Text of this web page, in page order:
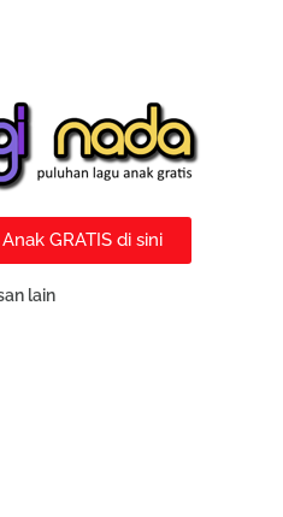
GRATIS di sini
lain